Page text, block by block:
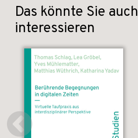
Das könnte Sie auch
interessieren